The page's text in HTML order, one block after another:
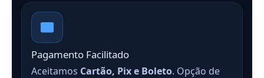
Pagamento Facilitado
Aceitamos Cartão, Pix e Boleto. Opção de